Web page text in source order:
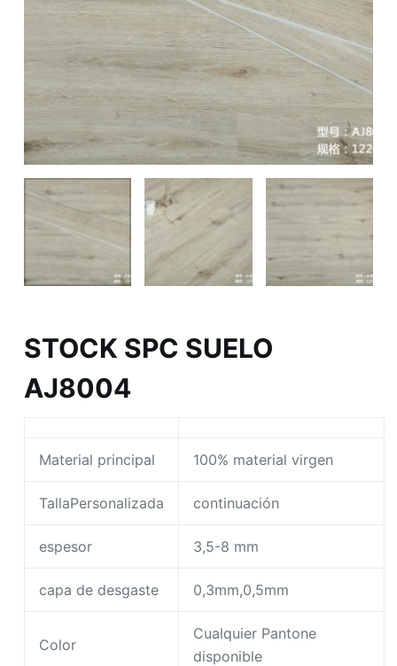
STOCK SPC SUELO
AJ8004
Material principal 100% material virgen
TallaPersonalizada continuación
espesor 3,5-8 mm
capa de desgaste 0,3mm,0,5mm
Color
Cualquier Pantone
disponible